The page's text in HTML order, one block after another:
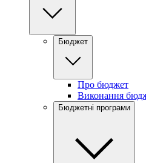
Бюджет
Про бюджет
Виконання
Бюджетні програми